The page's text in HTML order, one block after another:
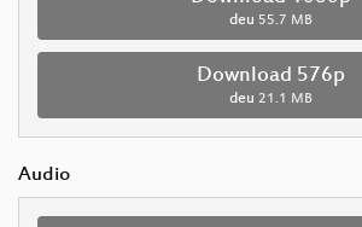
deu 55.7 MB
Download 576p
deu 21.1 MB
Audio